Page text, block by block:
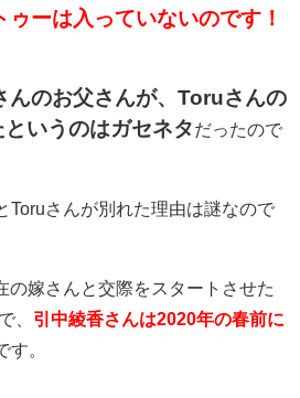
ーは入っていないのです！
んのお父さんが、Toruさんの
いうのはガセネタだったので
Toruさんが別れた理由は謎なので
の嫁さんと交際をスタートさせた
、 引中綾香さんは2020年の春前に
す。